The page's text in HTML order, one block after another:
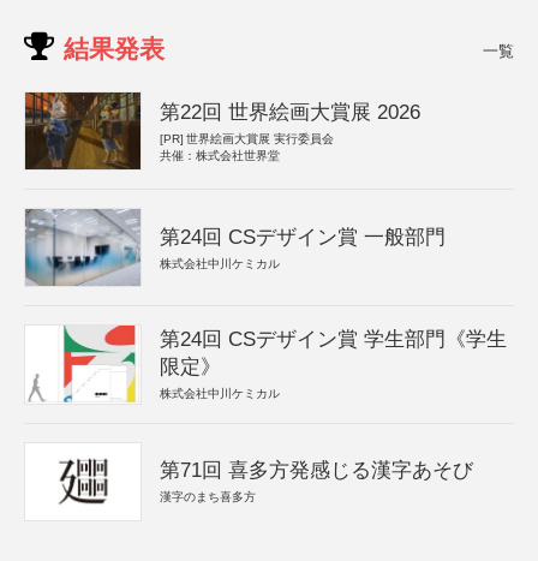
結果発表 一覧
第22回 世界絵画大賞展 2026
[PR] 世界絵画大賞展 実行委員会
共催：株式会社世界堂
第24回 CSデザイン賞 一般部門
株式会社中川ケミカル
第24回 CSデザイン賞 学生部門《学生
限定》
株式会社中川ケミカル
第71回 喜多方発感じる漢字あそび
漢字のまち喜多方